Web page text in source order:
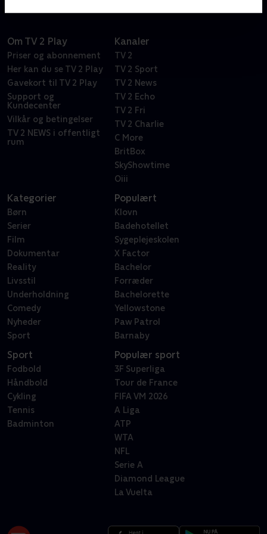
flotte koralrev. Selvfølgelig med en masse sjov og
Om TV 2 Play
Priser og abonnement
Her kan du se TV 2 Play
Gavekort til TV 2 Play
Support og
Kundecenter
Vilkår og betingelser
TV 2 NEWS i offentligt
rum
Kanaler
TV 2
TV 2 Sport
TV 2 News
TV 2 Echo
TV 2 Fri
TV 2 Charlie
C More
BritBox
SkyShowtime
Oiii
Kategorier
Børn
Serier
Film
Dokumentar
Reality
Livsstil
Underholdning
Comedy
Nyheder
Sport
Populært
Klovn
Badehotellet
Sygeplejeskolen
X Factor
Bachelor
Forræder
Bachelorette
Yellowstone
Paw Patrol
Barnaby
Sport
Fodbold
Håndbold
Cykling
Tennis
Badminton
Populær sport
3F Superliga
Tour de France
FIFA VM 2026
A Liga
ATP
WTA
NFL
Serie A
Diamond League
La Vuelta